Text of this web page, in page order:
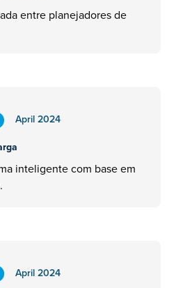
entre planejadores de
April 2024
inteligente com base em
April 2024